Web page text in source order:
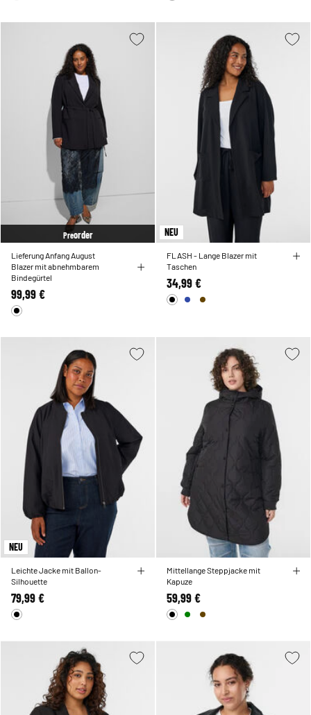
Preorder
Lieferung Anfang August
Blazer mit abnehmbarem
Bindegürtel
99,99 €
NEU
FLASH - Lange Blazer mit
Taschen
34,99 €
NEU
Leichte Jacke mit Ballon-
Silhouette
79,99 €
Mittellange Steppjacke mit
Kapuze
59,99 €